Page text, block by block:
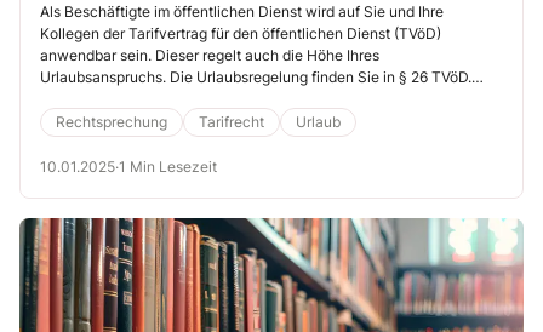
Als Beschäftigte im öffentlichen Dienst wird auf Sie und Ihre
Kollegen der Tarifvertrag für den öffentlichen Dienst (TVöD)
anwendbar sein. Dieser regelt auch die Höhe Ihres
Urlaubsanspruchs. Die Urlaubsregelung finden Sie in § 26 TVöD.
Rechtsprechung
Tarifrecht Urlaub
10.01.2025·1 Min Lesezeit